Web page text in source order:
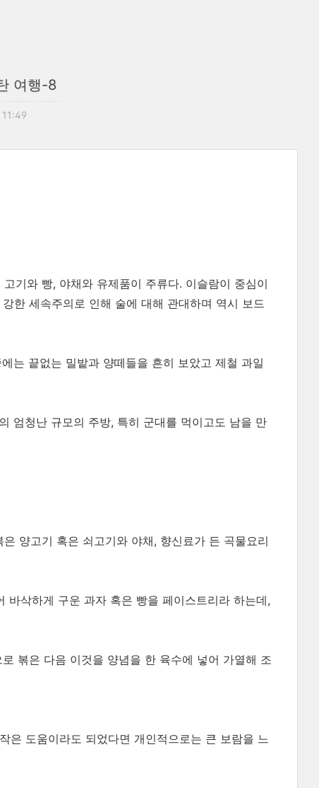
여행-8
기와 빵, 야채와 유제품이 주류다. 이슬람이 중심이
한 세속주의로 인해 술에 대해 관대하며 역시 보드
는 끝없는 밀밭과 양떼들을 흔히 보았고 제철 과일
엄청난 규모의 주방, 특히 군대를 먹이고도 남을 만
양고기 혹은 쇠고기와 야채, 향신료가 든 곡물요리
삭하게 구운 과자 혹은 빵을 페이스트리라 하는데,
볶은 다음 이것을 양념을 한 육수에 넣어 가열해 조
은 도움이라도 되었다면 개인적으로는 큰 보람을 느